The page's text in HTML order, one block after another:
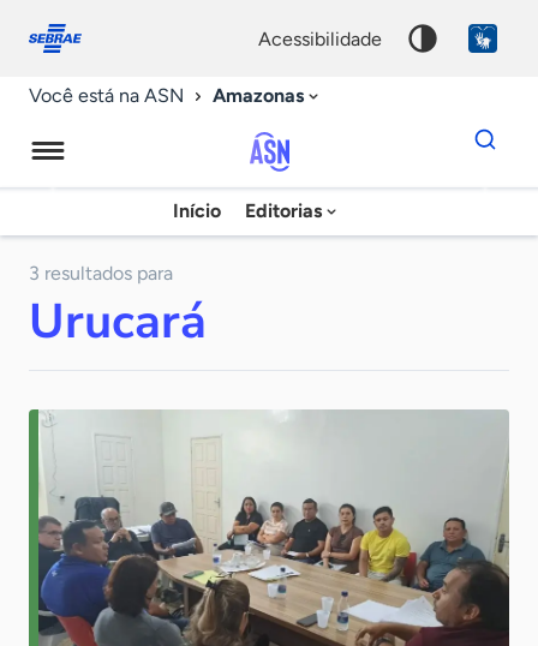
conosco
acessibilidade
Você está na ASN Amazonas
Agência
Sebrae
Início Editorias
Dados
para
chave
3 resultados para
Urucará